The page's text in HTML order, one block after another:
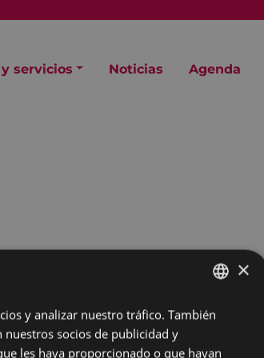
servicios Noticias Agenda
BASQUE
×
y analizar nuestro tráfico. También
socios de publicidad y
les haya proporcionado o que hayan